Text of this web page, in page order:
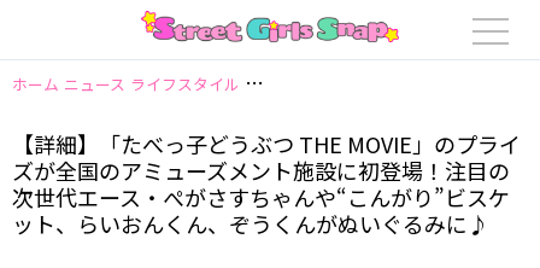
ホーム ニュース ライフスタイル 【詳細】「たべっ子どうぶつ THE
【詳細】「たべっ子どうぶつ THE MOVIE」のプライ
ズが全国のアミューズメント施設に初登場！注目の
次世代エース・ぺがさすちゃんや“こんがり”ビスケ
ット、らいおんくん、ぞうくんがぬいぐるみに♪